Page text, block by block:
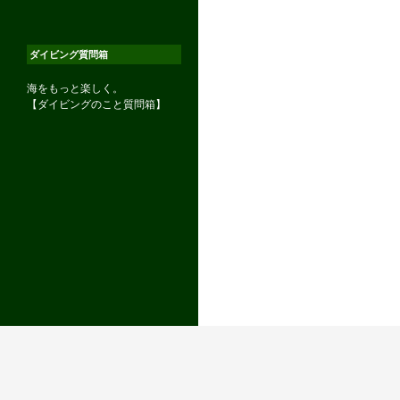
ダイビング質問箱
海をもっと楽しく。
【ダイビングのこと質問箱】